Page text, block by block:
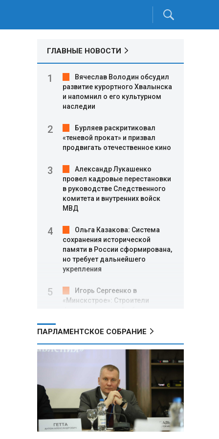
ГЛАВНЫЕ НОВОСТИ
Вячеслав Володин обсудил
развитие курортного Хвалынска
и напомнил о его культурном
наследии
Бурляев раскритиковал
«теневой прокат» и призвал
продвигать отечественное кино
Александр Лукашенко
провел кадровые перестановки
в руководстве Следственного
комитета и внутренних войск
МВД
Ольга Казакова: Система
сохранения исторической
памяти в России сформирована,
но требует дальнейшего
укрепления
Игорь Сергеенко в
«Минскстрое»: Строители
в улучшении охраны труда
МИД РФ: Поездка
Зеленского в США не принесла
ожидаемых результатов
Белорусские школьники
собрали первые «космические»
томаты из семян, побывавших
на орбите
ПАРЛАМЕНТСКОЕ СОБРАНИЕ